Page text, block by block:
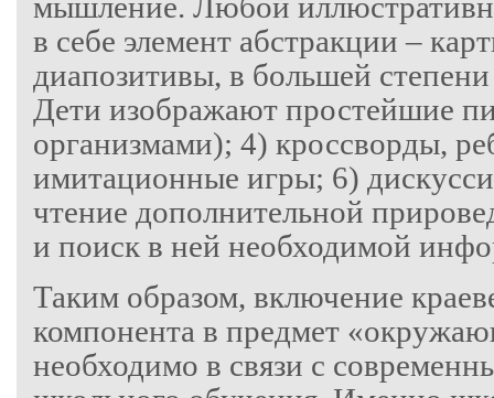
мышление. Любой
в себе элемент абстракции –
диапозитивы, в большей
Дети изображают простейшие
организмами); 4) кроссворды,
имитационные игры; 6)
чтение дополнительной
и поиск в ней необходимой
Таким образом, включение
компонента в предмет
необходимо в связи с